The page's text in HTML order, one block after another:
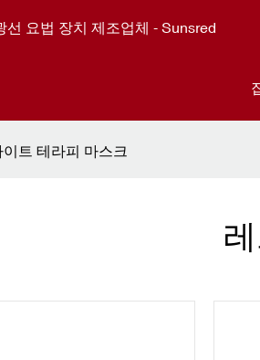
요법 장치 제조업체 - Sunsred
이트 테라피 마스크